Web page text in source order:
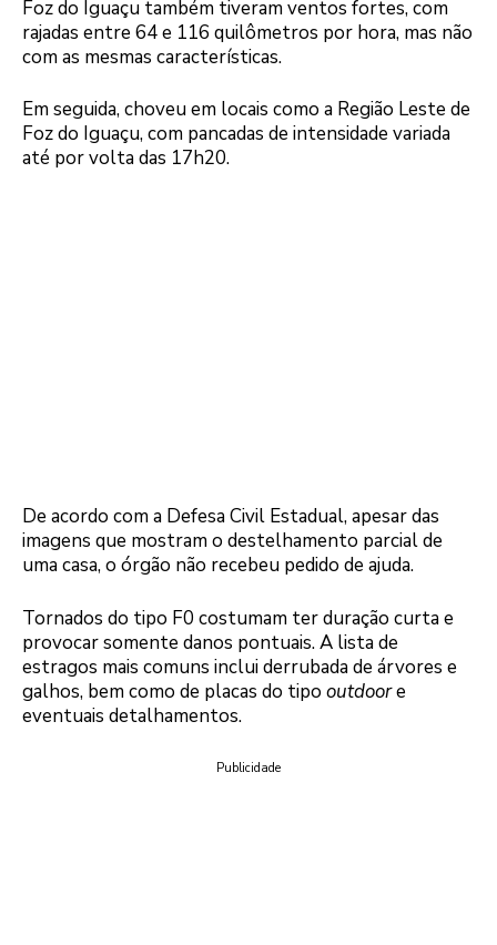
Foz do Iguaçu também tiveram ventos fortes, com
rajadas entre 64 e 116 quilômetros por hora, mas não
com as mesmas características.
Em seguida, choveu em locais como a Região Leste de
Foz do Iguaçu, com pancadas de intensidade variada
até por volta das 17h20.
De acordo com a Defesa Civil Estadual, apesar das
imagens que mostram o destelhamento parcial de
uma casa, o órgão não recebeu pedido de ajuda.
Tornados do tipo F0 costumam ter duração curta e
provocar somente danos pontuais. A lista de
estragos mais comuns inclui derrubada de árvores e
galhos, bem como de placas do tipo outdoore
eventuais detalhamentos.
Publicidade